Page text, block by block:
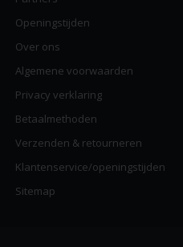
Openingstijden
Over ons
Algemene voorwaarden
Privacy verklaring
Betaalmethoden
Verzenden & retourneren
Klantenservice/openingstijden
Sitemap